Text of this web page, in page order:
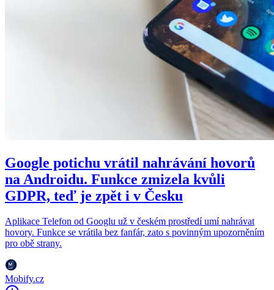
Google potichu vrátil nahrávání hovorů
na Androidu. Funkce zmizela kvůli
GDPR, teď je zpět i v Česku
Aplikace Telefon od Googlu už v českém prostředí umí nahrávat
hovory. Funkce se vrátila bez fanfár, zato s povinným upozorněním
pro obě strany.
Mobify.cz